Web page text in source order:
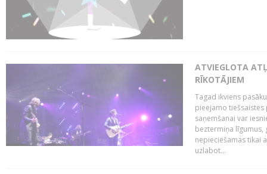
ATVIEGLOTA
RĪKOTĀJIEM
Tagad ikviens
pieejamo tiešsaistes
saņemšanai var
beztermiņa līgumus,
nepieciešamas tikai
uzlabot...